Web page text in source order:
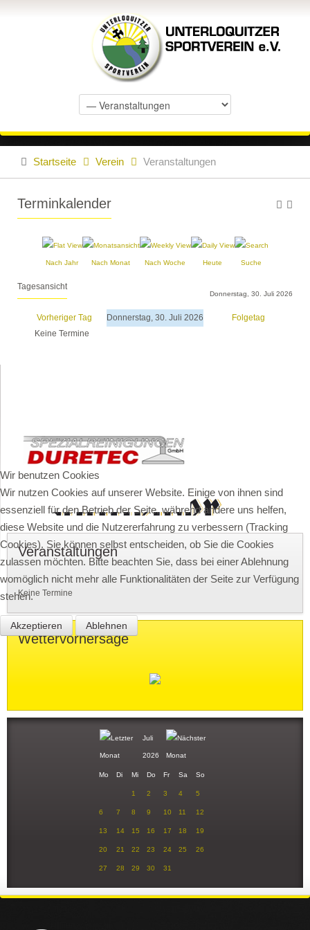
Startseite Verein Veranstaltungen
Terminkalender
Nach Jahr Nach Monat Nach Woche Heute Suche
Tagesansicht
Donnerstag, 30. Juli 2026
Vorheriger Tag Donnerstag, 30. Juli 2026
Folgetag
Keine Termine
Veranstaltungen
Keine Termine
Wettervorhersage
Juli
2026
Mo Di Mi Do Fr Sa So
1 2 3 4 5
6 7 8 9 10 11 12
13 14 15 16 17 18 19
20 21 22 23 24 25 26
27 28 29 30 31
Wir benutzen Cookies
Wir nutzen Cookies auf unserer Website. Einige von ihnen sind
essenziell für den Betrieb der Seite, während andere uns helfen,
diese Website und die Nutzererfahrung zu verbessern (Tracking
Cookies). Sie können selbst entscheiden, ob Sie die Cookies
zulassen möchten. Bitte beachten Sie, dass bei einer Ablehnung
womöglich nicht mehr alle Funktionalitäten der Seite zur Verfügung
stehen.
Akzeptieren Ablehnen